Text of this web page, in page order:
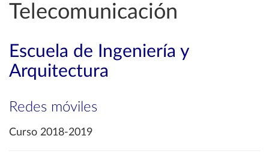
Telecomunicación
Escuela de Ingeniería y
Arquitectura
Redes móviles
Curso 2018-2019